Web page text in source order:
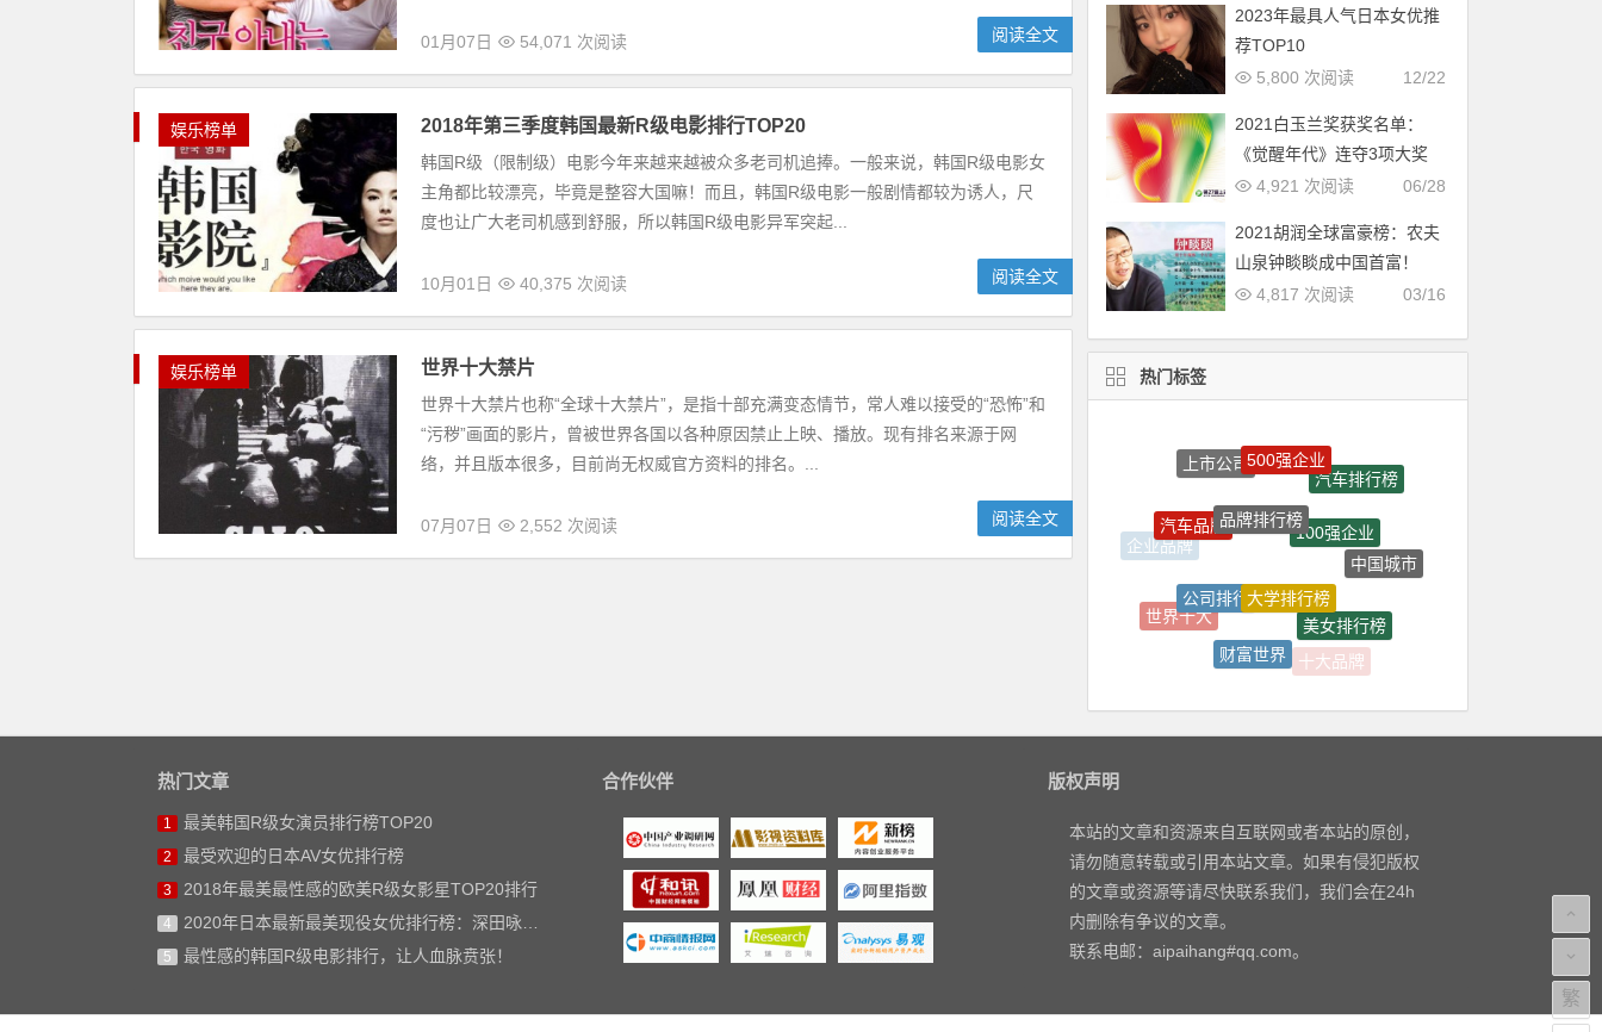
01月07日 54,071 次阅读 阅读全文
娱乐榜单 2018年第三季度韩国最新R级电影排行TOP20
韩国R级（限制级）电影今年来越来越被众多老司机追捧。一般来说，韩国R级电影女
主角都比较漂亮，毕竟是整容大国嘛！而且，韩国R级电影一般剧情都较为诱人，尺
度也让广大老司机感到舒服，所以韩国R级电影异军突起...
10月01日 40,375 次阅读 阅读全文
娱乐榜单 世界十大禁片
世界十大禁片也称“全球十大禁片”，是指十部充满变态情节，常人难以接受的“恐怖”和
“污秽”画面的影片，曾被世界各国以各种原因禁止上映、播放。现有排名来源于网
络，并且版本很多，目前尚无权威官方资料的排名。...
07月07日 2,552 次阅读 阅读全文
2023年最具人气日本女优推
荐TOP10
12/22
5,800 次阅读
2021白玉兰奖获奖名单：
《觉醒年代》连夺3项大奖
06/28
4,921 次阅读
2021胡润全球富豪榜：农夫
山泉钟睒睒成中国首富！
03/16
4,817 次阅读
热门标签
上市公司500强企业
汽车排行榜
企业品牌
汽车品牌
品牌排行榜
100强企业
中国城市
世界十大
公司排行
美女排行榜
十大品牌
500强
财富世界
热门文章
1 最美韩国R级女演员排行榜TOP20
2 最受欢迎的日本AV女优排行榜
3 2018年最美最性感的欧美R级女影星TOP20排行
4 2020年日本最新最美现役女优排行榜：深田咏美仅排第二
5 最性感的韩国R级电影排行，让人血脉贲张！
合作伙伴 版权声明
本站的文章和资源来自互联网或者本站的原创，
请勿随意转载或引用本站文章。如果有侵犯版权
的文章或资源等请尽快联系我们，我们会在24h
内删除有争议的文章。
联系电邮：aipaihang#qq.com。
繁